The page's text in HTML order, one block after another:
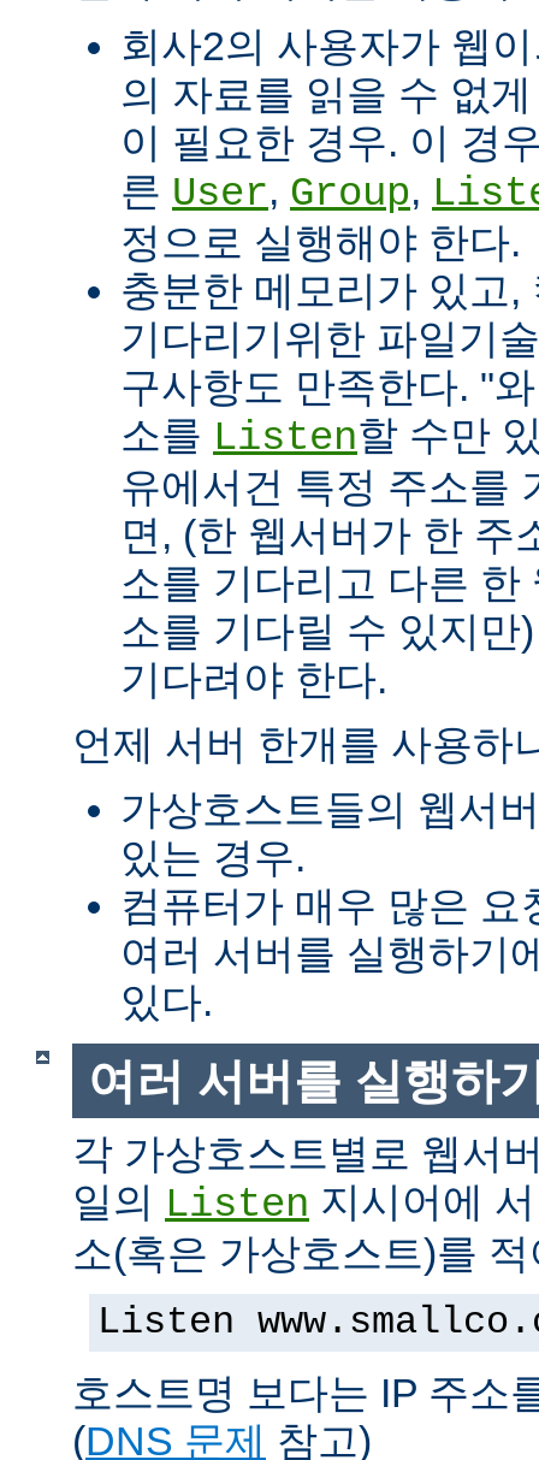
회사2의 사용자가 웹
의 자료를 읽을 수 없
이 필요한 경우. 이 경
른 User, Group,
정으로 실행해야 한다.
충분한 메모리가 있고,
기다리기위한 파일기
구사항도 만족한다. "
소를 Listen할 수만
유에서건 특정 주소를
면, (한 웹서버가 한 주
소를 기다리고 다른 한
소를 기다릴 수 있지
기다려야 한다.
언제 서버 한개를 사용하
가상호스트들의 웹서
있는 경우.
컴퓨터가 매우 많은
여러 서버를 실행하기
있다.
여러 서버를 실행하
각 가상호스트별로 웹서
일의 Listen 지시어에
소(혹은 가상호스트)를
Listen
호스트명 보다는 IP 주소
(DNS 문제 참고)